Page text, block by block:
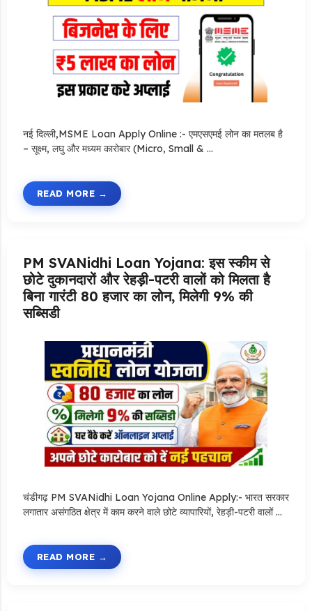
नई दिल्ली,MSME Loan Apply Online :- एमएसएमई लोन का मतलब है
– सूक्ष्म, लघु और मध्यम कारोबार (Micro, Small & …
READ MORE
PM SVANidhi Loan Yojana: इस स्कीम से
छोटे दुकानदारों और रेहड़ी-पटरी वालों को मिलता है
बिना गारंटी 80 हजार का लोन, मिलेगी 9% की
सब्सिडी
चंडीगढ़ PM SVANidhi Loan Yojana Online Apply:- भारत सरकार
लगातार असंगठित क्षेत्र में काम करने वाले छोटे व्यापारियों, रेहड़ी-पटरी वालों …
READ MORE